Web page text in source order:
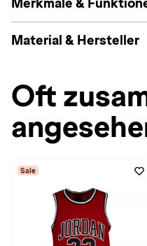
Merkmale &
Material & Hersteller
Oft
Sale